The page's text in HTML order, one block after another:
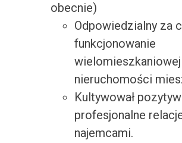
obecnie)
Odpowiedzialny za
funkcjonowanie
wielomieszkaniowej
nieruchomości
Kultywował
profesjonalne
najemcami.